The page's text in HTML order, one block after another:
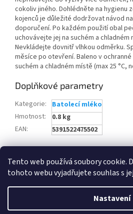
Tento web používá soubory cookie.
tohoto webu vyjadřujete souhlas s
Nastavení
cokoliv jiného. Dohlédněte na hygienu
kojenců je důležité dodržovat návod
doporučení. Po každém použití obal
uchovávejte jej na suchém a chladném
Nevkládejte dovnitř vlhkou odměrku.
měsíce po otevření. Baleno v
suchém a chladném místě (max 25 °C,
Doplňkové parametry
Kategorie:
Batolecí mléko
Hmotnost:
0.8 kg
EAN: 5391522475502
Najdete nás i na MALL.SK
recommendRychlost doručení